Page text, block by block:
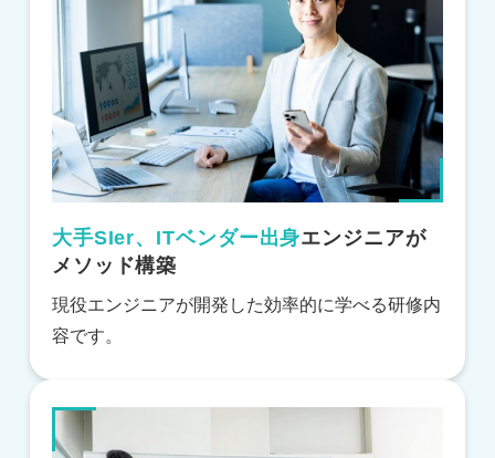
大手SIer、ITベンダー出身エンジニアが
メソッド構築
現役エンジニアが開発した効率的に学べる研修内
容です。